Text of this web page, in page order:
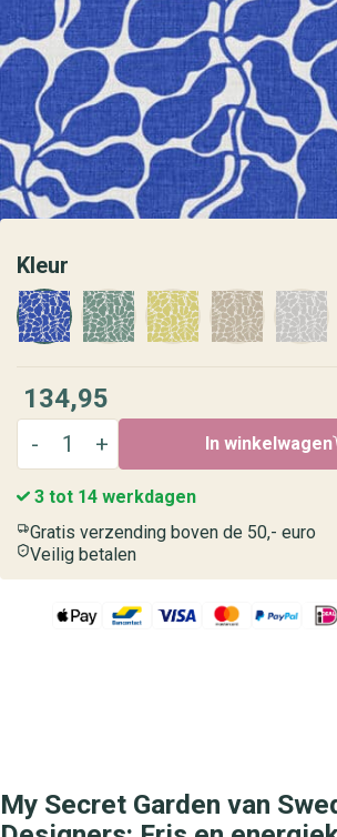
Kleur
134,95
In winkelwagen
3 tot 14 werkdagen
Gratis verzending boven de 50,- euro
Veilig betalen
My Secret Garden van